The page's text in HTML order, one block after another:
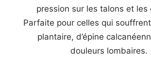
pression sur les talons et les
Parfaite pour celles qui
plantaire, d’épine
douleurs lombaires.